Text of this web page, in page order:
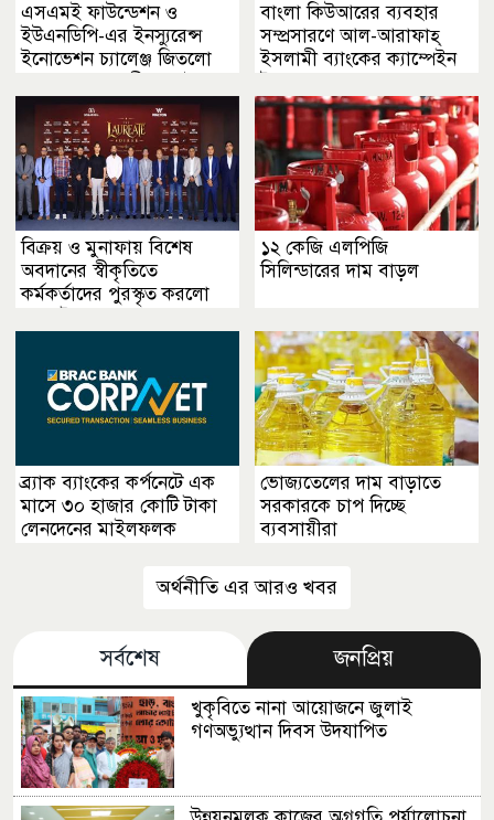
এসএমই ফাউন্ডেশন ও
ইউএনডিপি-এর ইনস্যুরেন্স
ইনোভেশন চ্যালেঞ্জ জিতলো
বাংলা কিউআরের ব্যবহার
সম্প্রসারণে আল-আরাফাহ্
ইসলামী ব্যাংকের ক্যাম্পেইন
বিক্রয় ও মুনাফায় বিশেষ
অবদানের স্বীকৃতিতে
কর্মকর্তাদের পুরস্কৃত করলো
১২ কেজি এলপিজি
সিলিন্ডারের দাম বাড়ল
ব্র্যাক ব্যাংকের কর্পনেটে এক
মাসে ৩০ হাজার কোটি টাকা
লেনদেনের মাইলফলক
ভোজ্যতেলের দাম বাড়াতে
সরকারকে চাপ দিচ্ছে
ব্যবসায়ীরা
অর্থনীতি এর আরও খবর
সর্বশেষ জনপ্রিয়
খুকৃবিতে নানা আয়োজনে জুলাই
গণঅভ্যুত্থান দিবস উদযাপিত